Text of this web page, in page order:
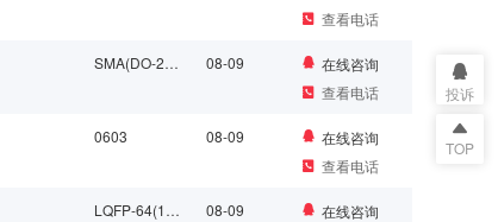
查看电话
SMA(DO-214AC) 08-09
在线咨询
查看电话
0603 08-09
在线咨询
查看电话
LQFP-64(10x10) 08-09
在线咨询
投诉
TOP